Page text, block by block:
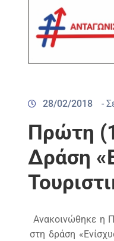
28/02/2018 -
Πρώτη
Δράση
Ανακοινώθηκε η
στη δράση